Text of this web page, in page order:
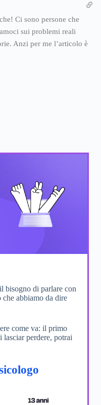
Ci sono persone che
sui problemi reali
Anzi per me l’articolo è
bisogno di parlare con
che abbiamo da dire
come va: il primo
lasciar perdere, potrai